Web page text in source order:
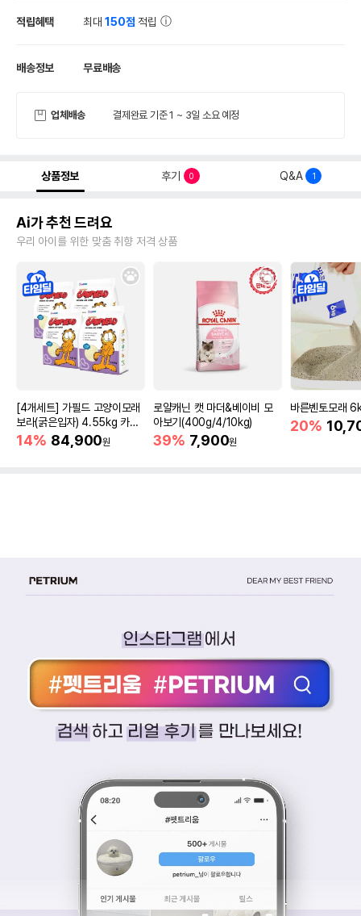
적립혜택 최대150점 적립
배송정보 무료배송
업체배송 결제완료 기준 1 ~ 3일 소요 예정
상품정보 후기 0 Q&A 1
Ai가 추천 드려요
우리 아이를 위한 맞춤 취향 저격 상품
[4개세트] 가필드 고양이모래
보라(굵은입자) 4.55kg 카사
바모래
14% 84,900원
로얄캐닌 캣 마더&베이비 모
아보기(400g/4/10kg)
39% 7,900원
바른벤토모래
20%